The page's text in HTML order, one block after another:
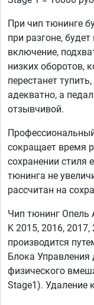
При чип тюнинге
при разгоне,
включение,
низких оборотов,
перестанет
адекватно, а
отзывчивой.
сокращает время
сохранении стиля
тюнинга не
рассчитан на
Чип тюнинг Опель
K 2015, 2016,
производится
Блока Управления
физического
Stage1). Удаление